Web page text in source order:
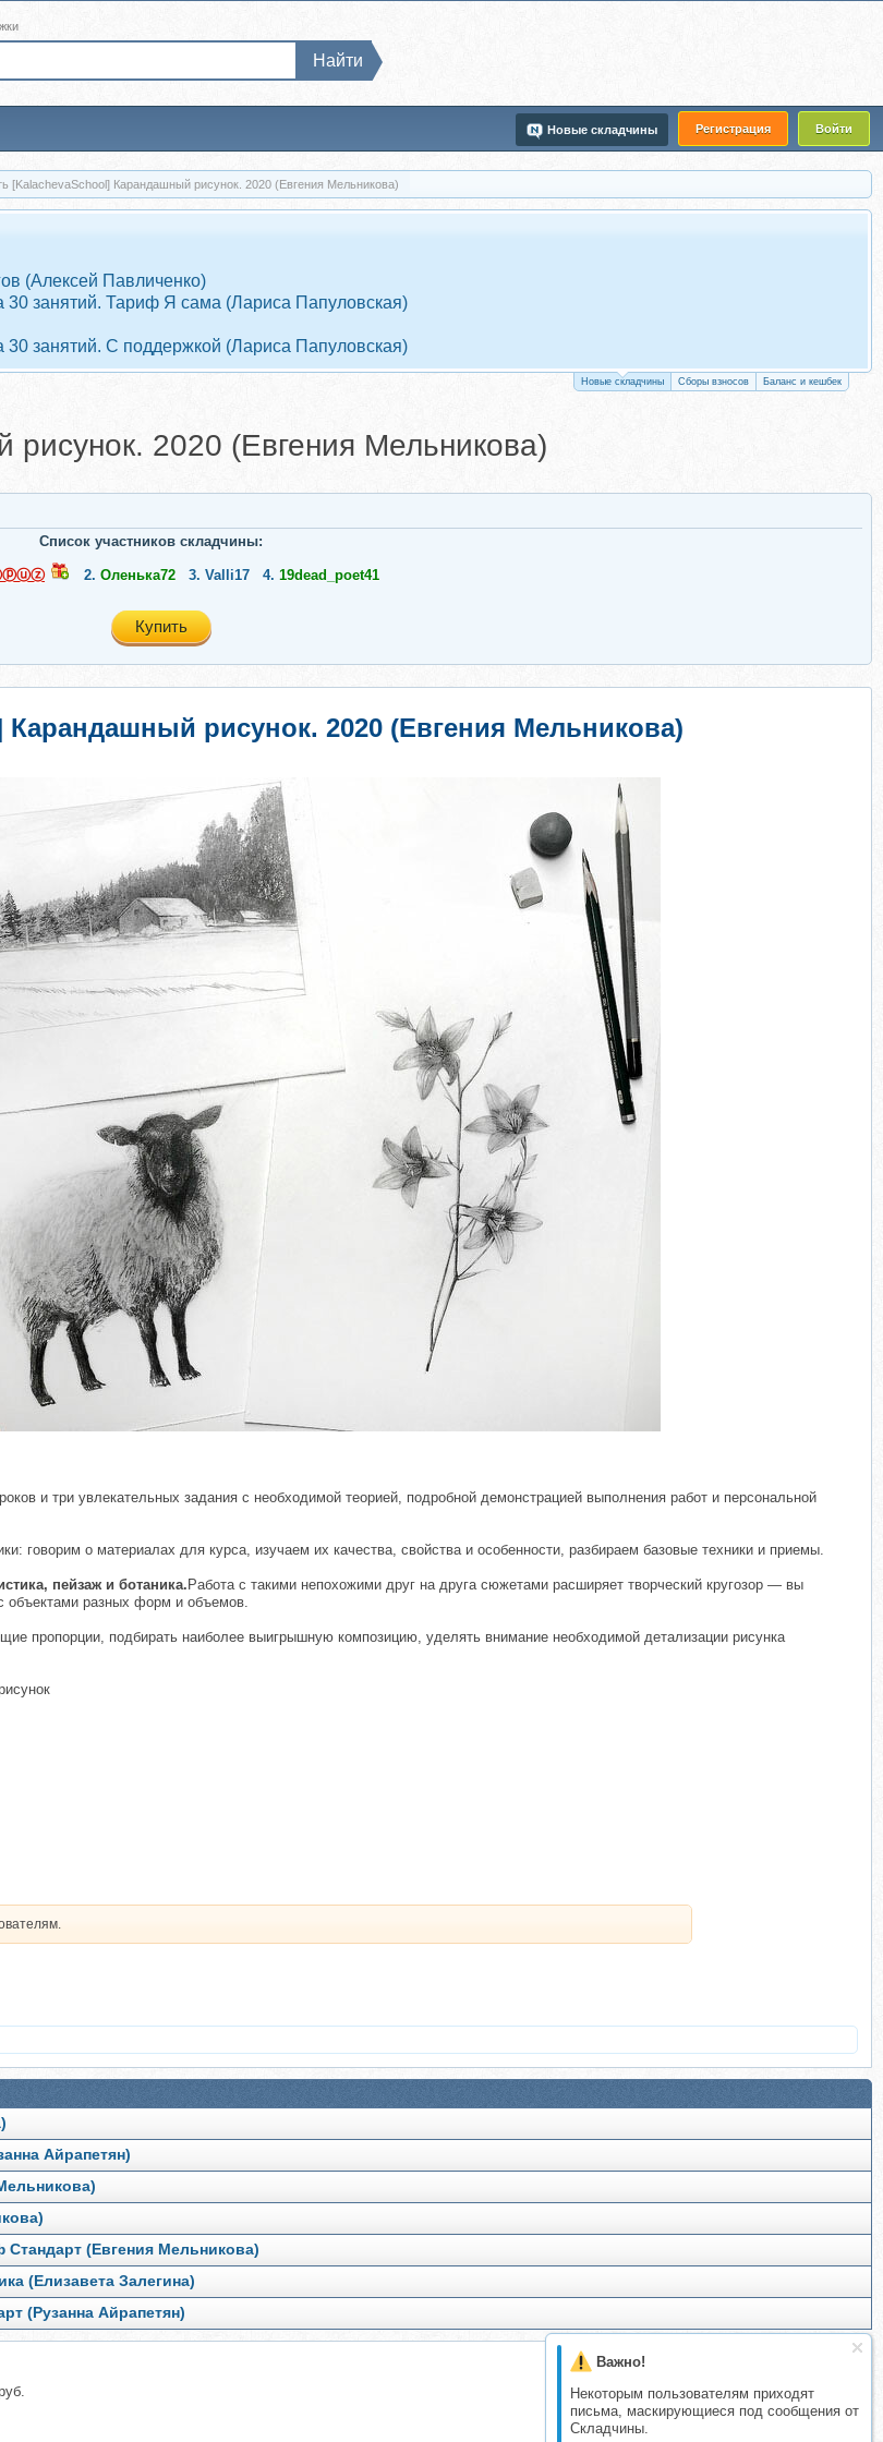
Регистрация Войти
Новые складчины
Найти
[KalachevaSchool] Карандашный рисунок. 2020 (Евгения Мельникова)
(Алексей Павличенко)
занятий. Тариф Я сама (Лариса Папуловская)
занятий. С поддержкой (Лариса Папуловская)
Новые складчины Сборы взносов Баланс и кешбек
Важно!
Некоторым пользователям приходят
письма, маскирующиеся под сообщения от
Складчины.
2020 (Евгения Мельникова)
Список участников складчины:
2. Оленька72 3. Valli17 4. 19dead_poet41
Купить
Карандашный рисунок. 2020 (Евгения Мельникова)
и три увлекательных задания с необходимой теорией, подробной демонстрацией выполнения работ и персональной
говорим о материалах для курса, изучаем их качества, свойства и особенности, разбираем базовые техники и приемы.
пейзаж и ботаника. Работа с такими непохожими друг на друга сюжетами расширяет творческий кругозор — вы
объектами разных форм и объемов.
пропорции, подбирать наиболее выигрышную композицию, уделять внимание необходимой детализации рисунка
Айрапетян)
(Евгения Мельникова)
(Елизавета Залегина)
(Рузанна Айрапетян)